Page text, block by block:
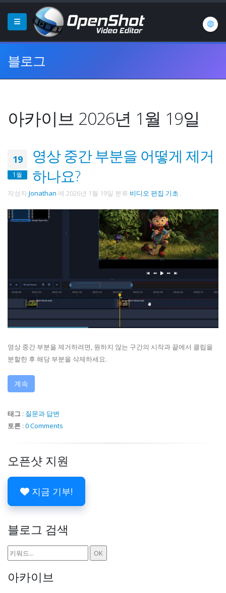
블로그
아카이브 2026년 1월 19일
19
1월
영상 중간 부분을 어떻게 제거
하나요?
작성자Jonathan 에 2026년 1월 19일 분류 비디오 편집 기초 .
영상 중간 부분을 제거하려면, 원하지 않는 구간의 시작과 끝에서 클립을
분할한 후 해당 부분을 삭제하세요.
계속
태그 : 질문과 답변
토론 : 0 Comments
오픈샷 지원
지금 기부!
블로그 검색
아카이브